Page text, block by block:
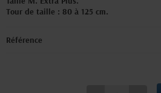
Tour de taille : 80 à 125 cm.
Référence